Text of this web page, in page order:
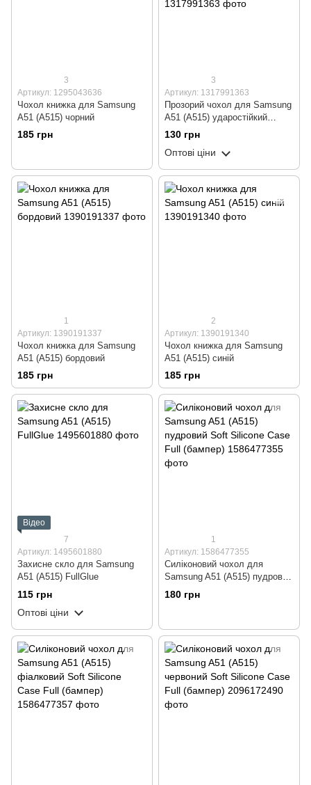
3
Артикул: 1295043636
Чохол книжка для Samsung
A51 (A515) чорний
185 грн
3
Артикул: 1317991363
Прозорий чохол для Samsung
A51 (A515) ударостійкий
силіконовий Shockproof
(бампер)
130 грн
Оптові ціни
1
Артикул: 1390191337
Чохол книжка для Samsung
A51 (A515) бордовий
185 грн
2
Артикул: 1390191340
Чохол книжка для Samsung
A51 (A515) синій
185 грн
Відео
7
Артикул: 1495601880
Захисне скло для Samsung
A51 (A515) FullGlue
115 грн
Оптові ціни
1
Артикул: 1586477355
Силіконовий чохол для
Samsung A51 (A515) пудровий
Soft Silicone Case Full
(бампер)
180 грн